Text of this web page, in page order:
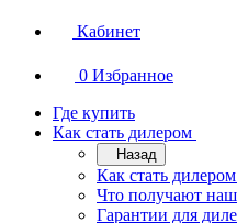
Кабинет
0 Избранное
Где купить
Как стать дилером
Назад
Как стать дилером
Что получают
Гарантии для